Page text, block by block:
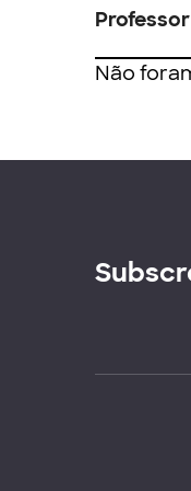
Não